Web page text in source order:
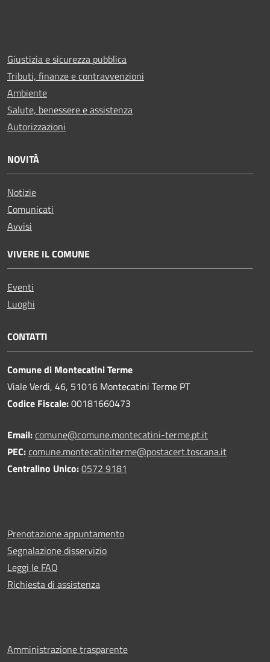
Giustizia e sicurezza pubblica
Tributi, finanze e contravvenzioni
Ambiente
Salute, benessere e assistenza
Autorizzazioni
NOVITÀ
Notizie
Comunicati
Avvisi
VIVERE IL COMUNE
Eventi
Luoghi
CONTATTI
Comune di Montecatini Terme
Viale Verdi, 46, 51016 Montecatini Terme PT
Codice Fiscale:00181660473
Email:comune@comune.montecatini-terme.pt.it
PEC:comune.montecatiniterme@postacert.toscana.it
Centralino Unico:0572 9181
Prenotazione appuntamento
Segnalazione disservizio
Leggi le FAQ
Richiesta di assistenza
Amministrazione trasparente